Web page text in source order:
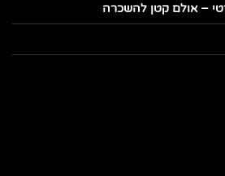
– אולם קטן להשכרה